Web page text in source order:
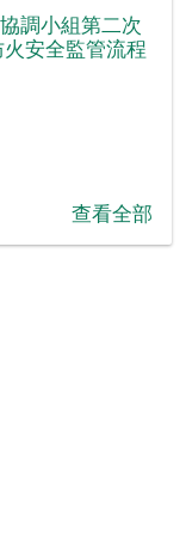
調小組第二次
安全監管流程
查看全部